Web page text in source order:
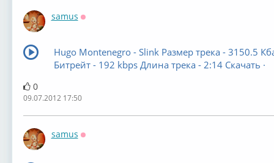
samus
Hugo Montenegro - Slink Размер трека - 3150.5
Битрейт - 192 kbps Длина трека - 2:14 Скачать ·
0
09.07.2012 17:50
samus